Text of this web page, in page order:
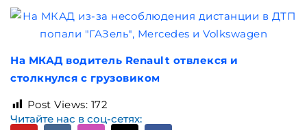
На МКАД водитель Renault отвлекся и
столкнулся с грузовиком
Post Views: 172
Читайте нас в соц-сетях: